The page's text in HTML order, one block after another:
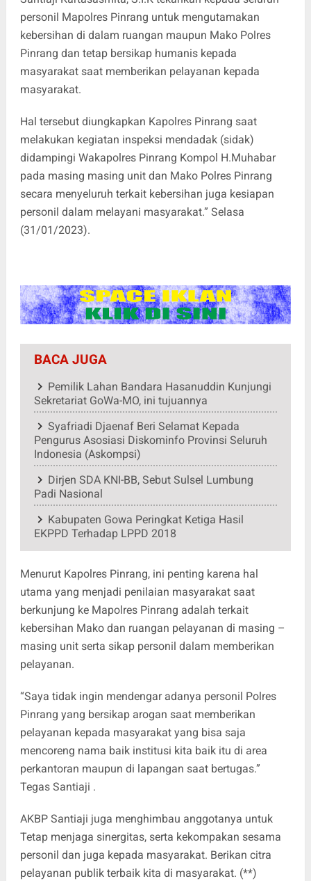
personil Mapolres Pinrang untuk mengutamakan
kebersihan di dalam ruangan maupun Mako Polres
Pinrang dan tetap bersikap humanis kepada
masyarakat saat memberikan pelayanan kepada
masyarakat.
Hal tersebut diungkapkan Kapolres Pinrang saat
melakukan kegiatan inspeksi mendadak (sidak)
didampingi Wakapolres Pinrang Kompol H.Muhabar
pada masing masing unit dan Mako Polres Pinrang
secara menyeluruh terkait kebersihan juga kesiapan
personil dalam melayani masyarakat.” Selasa
(31/01/2023).
BACA JUGA
Pemilik Lahan Bandara Hasanuddin Kunjungi
Sekretariat GoWa-MO, ini tujuannya
Syafriadi Djaenaf Beri Selamat Kepada
Pengurus Asosiasi Diskominfo Provinsi Seluruh
Indonesia (Askompsi)
Dirjen SDA KNI-BB, Sebut Sulsel Lumbung
Padi Nasional
Kabupaten Gowa Peringkat Ketiga Hasil
EKPPD Terhadap LPPD 2018
Menurut Kapolres Pinrang, ini penting karena hal
utama yang menjadi penilaian masyarakat saat
berkunjung ke Mapolres Pinrang adalah terkait
kebersihan Mako dan ruangan pelayanan di masing –
masing unit serta sikap personil dalam memberikan
pelayanan.
“Saya tidak ingin mendengar adanya personil Polres
Pinrang yang bersikap arogan saat memberikan
pelayanan kepada masyarakat yang bisa saja
mencoreng nama baik institusi kita baik itu di area
perkantoran maupun di lapangan saat bertugas.”
Tegas Santiaji .
AKBP Santiaji juga menghimbau anggotanya untuk
Tetap menjaga sinergitas, serta kekompakan sesama
personil dan juga kepada masyarakat. Berikan citra
pelayanan publik terbaik kita di masyarakat. (**)